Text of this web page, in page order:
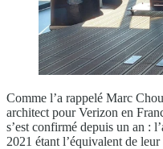
Comme l’a rappelé Marc
architect pour Verizon en
s’est confirmé depuis un an :
2021 étant l’équivalent de